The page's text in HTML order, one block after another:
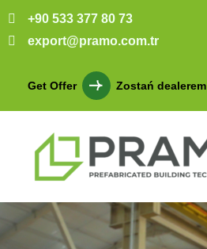
+90 533 377 80 73
export@pramo.com.tr
Get Offer Zostań dealerem